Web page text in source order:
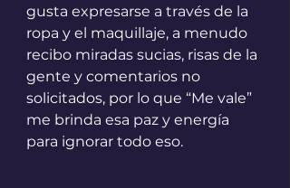
gusta expresarse a través de la
ropa y el maquillaje, a menudo
recibo miradas sucias, risas de la
gente y comentarios no
solicitados, por lo que “Me vale”
me brinda esa paz y energía
para ignorar todo eso.